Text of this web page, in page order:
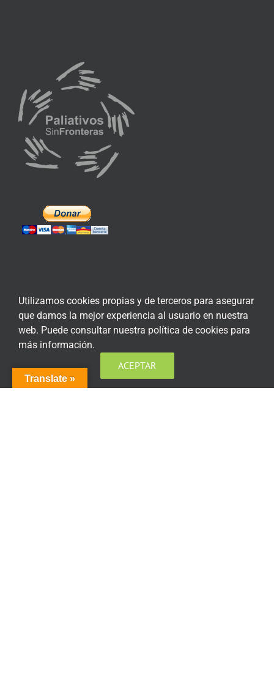
Aviso Legal
Política de privacidad
Política de privacidad Redes Sociales
Política de cookies
Translate »
Utilizamos cookies propias y de terceros para asegurar
que damos la mejor experiencia al usuario en nuestra
web. Puede consultar nuestra política de cookies para
más información.
ACEPTAR